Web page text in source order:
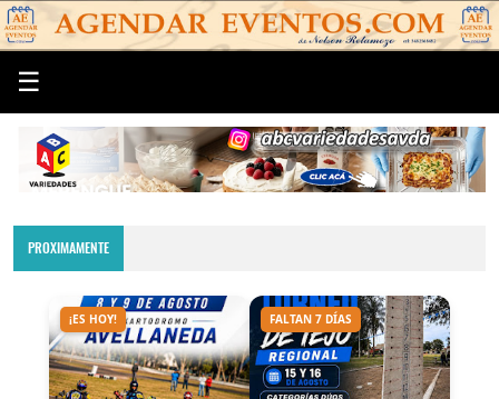
☰
PROXIMAMENTE
¡ES HOY! FALTAN 7 DÍAS